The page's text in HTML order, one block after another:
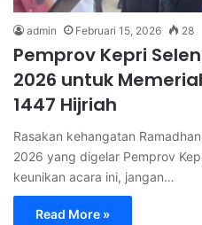
admin Februari 15, 2026 28
Pemprov Kepri
2026 untuk
1447 Hijriah
Rasakan kehangatan
2026 yang digelar Pemprov
keunikan acara ini, jangan…
Read More »